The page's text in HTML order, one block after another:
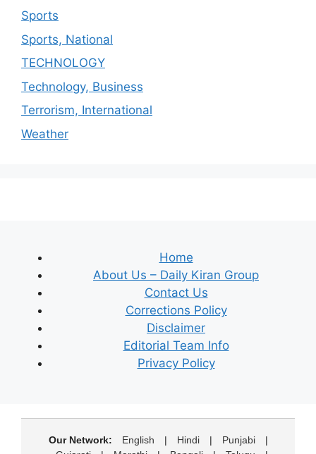
Sports
Sports, National
TECHNOLOGY
Technology, Business
Terrorism, International
Weather
Home
About Us – Daily Kiran Group
Contact Us
Corrections Policy
Disclaimer
Editorial Team Info
Privacy Policy
Our Network: English | Hindi | Punjabi
|